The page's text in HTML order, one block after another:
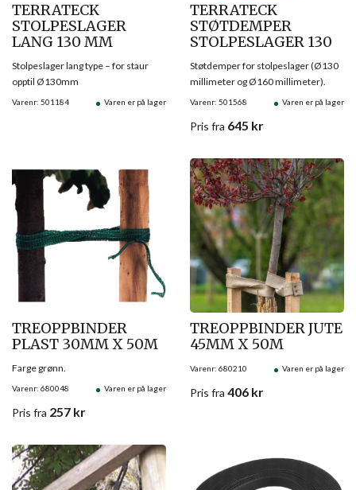
TERRATECK
STOLPESLAGER
LANG 130 MM
Varenr: 501184 Varen er på lager
Stolpeslager lang type – for staur
opptil Ø130mm
TERRATECK
STØTDEMPER
STOLPESLAGER 130
Varenr: 501568 Varen er på lager
Støtdemper for stolpeslager (Ø130
millimeter og Ø160 millimeter).
Pris fra 645 kr
TREOPPBINDER
PLAST 30MM X 50M
Varenr: 680048 Varen er på lager
Farge grønn.
Pris fra 257 kr
TREOPPBINDER JUTE
45MM X 50M
Varenr: 680210 Varen er på lager
Pris fra 406 kr